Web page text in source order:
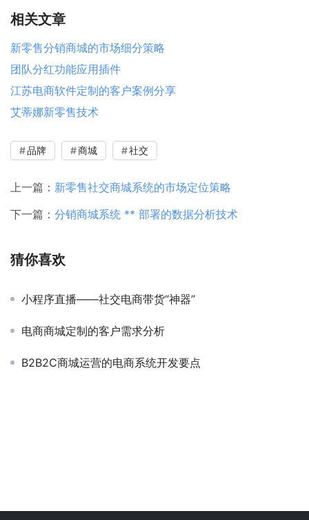
相关文章
新零售分销商城的市场细分策略
团队分红功能应用插件
江苏电商软件定制的客户案例分享
艾蒂娜新零售技术
品牌 商城 社交
上一篇： 新零售社交商城系统的市场定位策略
下一篇： 分销商城系统 ** 部署的数据分析技术
猜你喜欢
小程序直播——社交电商带货“神器”
电商商城定制的客户需求分析
B2B2C商城运营的电商系统开发要点